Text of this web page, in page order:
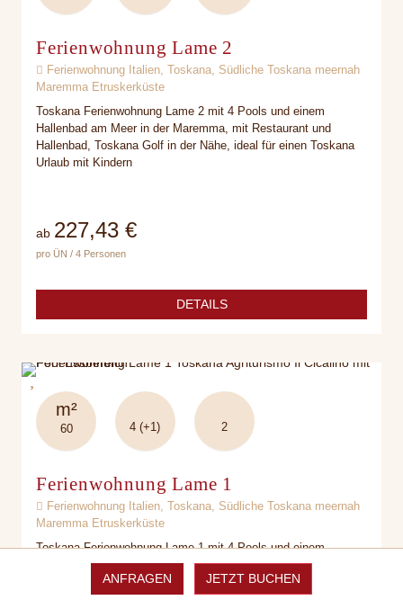
ANFRAGEN JETZT BUCHEN
Ferienwohnung Lame 2
Ferienwohnung Italien, Toskana, Südliche Toskana meernah
Maremma Etruskerküste
Toskana Ferienwohnung Lame 2 mit 4 Pools und einem
Hallenbad am Meer in der Maremma, mit Restaurant und
Hallenbad, Toskana Golf in der Nähe, ideal für einen Toskana
Urlaub mit Kindern
ab 227,43 €
pro ÜN / 4 Personen
DETAILS
m²
60 4 (+1) 2
Ferienwohnung Lame 1
Ferienwohnung Italien, Toskana, Südliche Toskana meernah
Maremma Etruskerküste
Toskana Ferienwohnung Lame 1 mit 4 Pools und einem
Hallenbad am Meer in der Maremma, mit Restaurant und
Hallenbad, Toskana Golf in der Nähe, ideal für einen Toskana
Urlaub mit Kindern